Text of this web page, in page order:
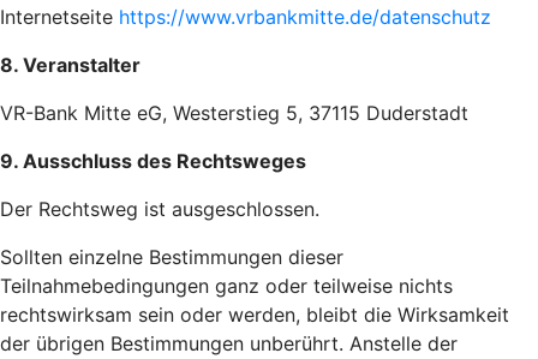
Internetseite https://www.vrbankmitte.de/datenschutz
8. Veranstalter
VR-Bank Mitte eG, Westerstieg 5, 37115 Duderstadt
9. Ausschluss des Rechtsweges
Der Rechtsweg ist ausgeschlossen.
Sollten einzelne Bestimmungen dieser
Teilnahmebedingungen ganz oder teilweise nichts
rechtswirksam sein oder werden, bleibt die Wirksamkeit
der übrigen Bestimmungen unberührt. Anstelle der